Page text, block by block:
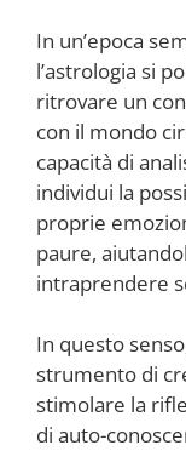
In un’epoca
l’astrologia si
ritrovare un
con il mondo
capacità di
individui la
proprie
paure,
intraprendere
In questo
strumento di
stimolare la
di auto-